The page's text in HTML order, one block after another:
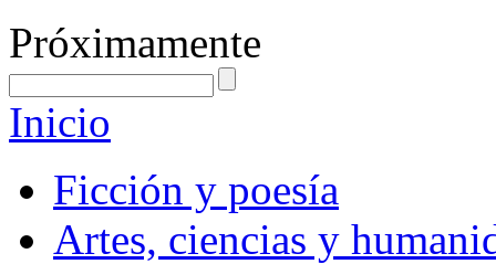
Próximamente
Inicio
Ficción y poesía
Artes, ciencias y